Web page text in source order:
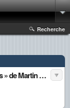
Recherche
Extraits de « Lightroom 4 pour les photographes » de Martin Evening, sur Questions Photo.